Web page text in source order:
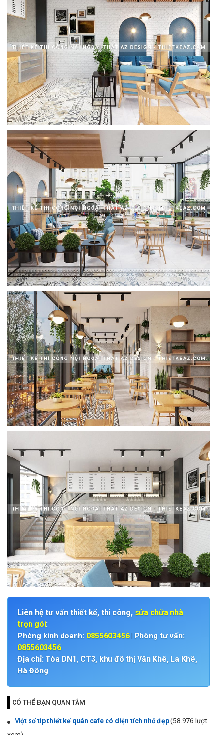
Liên hệ tư vấn thiết kế, thi công, sửa chữa nhà
trọn gói:
Phòng kinh doanh: 0855603456| Phòng tư vấn:
0855603456
Địa chỉ: Tòa DN1, CT3, khu đô thị Văn Khê, La Khê,
Hà Đông
CÓ THỂ BẠN QUAN TÂM
Một số tip thiết kế quán cafe có diện tích nhỏ đẹp(58.976 lượt